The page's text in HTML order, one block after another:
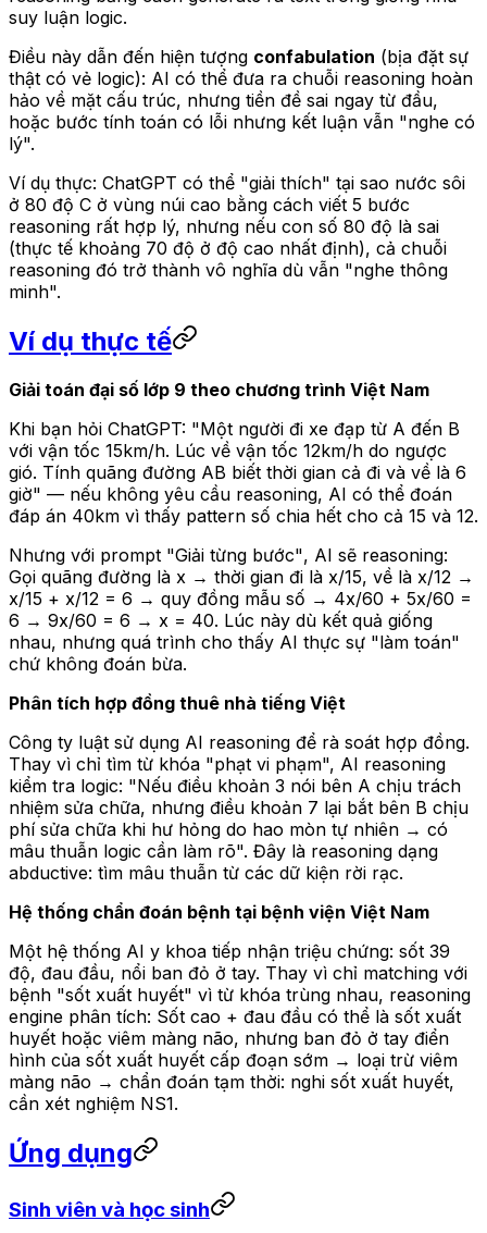
suy luận logic.
Điều này dẫn đến hiện tượng confabulation (bịa đặt sự
thật có vẻ logic): AI có thể đưa ra chuỗi reasoning hoàn
hảo về mặt cấu trúc, nhưng tiền đề sai ngay từ đầu,
hoặc bước tính toán có lỗi nhưng kết luận vẫn "nghe có
lý".
Ví dụ thực: ChatGPT có thể "giải thích" tại sao nước sôi
ở 80 độ C ở vùng núi cao bằng cách viết 5 bước
reasoning rất hợp lý, nhưng nếu con số 80 độ là sai
(thực tế khoảng 70 độ ở độ cao nhất định), cả chuỗi
reasoning đó trở thành vô nghĩa dù vẫn "nghe thông
minh".
Ví dụ thực tế
Giải toán đại số lớp 9 theo chương trình Việt Nam
Khi bạn hỏi ChatGPT: "Một người đi xe đạp từ A đến B
với vận tốc 15km/h. Lúc về vận tốc 12km/h do ngược
gió. Tính quãng đường AB biết thời gian cả đi và về là 6
giờ" — nếu không yêu cầu reasoning, AI có thể đoán
đáp án 40km vì thấy pattern số chia hết cho cả 15 và 12.
Nhưng với prompt "Giải từng bước", AI sẽ reasoning:
Gọi quãng đường là x → thời gian đi là x/15, về là x/12 →
x/15 + x/12 = 6 → quy đồng mẫu số → 4x/60 + 5x/60 =
6 → 9x/60 = 6 → x = 40. Lúc này dù kết quả giống
nhau, nhưng quá trình cho thấy AI thực sự "làm toán"
chứ không đoán bừa.
Phân tích hợp đồng thuê nhà tiếng Việt
Công ty luật sử dụng AI reasoning để rà soát hợp đồng.
Thay vì chỉ tìm từ khóa "phạt vi phạm", AI reasoning
kiểm tra logic: "Nếu điều khoản 3 nói bên A chịu trách
nhiệm sửa chữa, nhưng điều khoản 7 lại bắt bên B chịu
phí sửa chữa khi hư hỏng do hao mòn tự nhiên → có
mâu thuẫn logic cần làm rõ". Đây là reasoning dạng
abductive: tìm mâu thuẫn từ các dữ kiện rời rạc.
Hệ thống chẩn đoán bệnh tại bệnh viện Việt Nam
Một hệ thống AI y khoa tiếp nhận triệu chứng: sốt 39
độ, đau đầu, nổi ban đỏ ở tay. Thay vì chỉ matching với
bệnh "sốt xuất huyết" vì từ khóa trùng nhau, reasoning
engine phân tích: Sốt cao + đau đầu có thể là sốt xuất
huyết hoặc viêm màng não, nhưng ban đỏ ở tay điển
hình của sốt xuất huyết cấp đoạn sớm → loại trừ viêm
màng não → chẩn đoán tạm thời: nghi sốt xuất huyết,
cần xét nghiệm NS1.
Ứng dụng
Sinh viên và học sinh